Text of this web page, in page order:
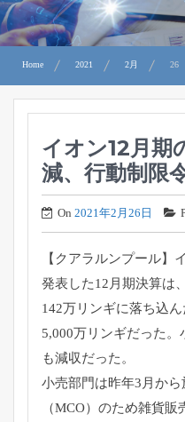
Home 2021 2月 26
イオン12月期
減、行動制限
On 2021年2月26日
【クアラルンプール】
発表した12月期決算は
142万リンギに落ち込
5,000万リンギだった。
も減収だった。
小売部門は昨年3月か
（MCO） のため雑貨販